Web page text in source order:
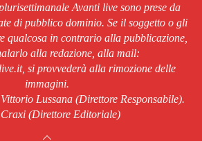
Avanti live sono prese da
di pubblico dominio. Se il soggetto o gli
qualcosa in contrario alla pubblicazione,
alla redazione, alla mail:
si provvederà alla rimozione delle
immagini.
Lussana (Direttore Responsabile).
(Direttore Editoriale)